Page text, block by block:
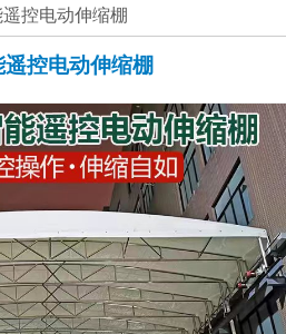
控电动伸缩棚
控电动伸缩棚